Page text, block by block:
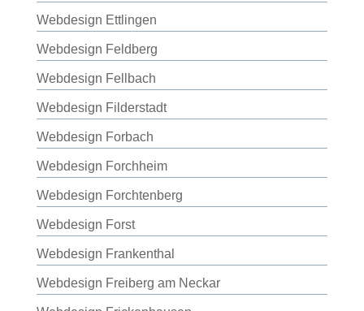
Webdesign Ettlingen
Webdesign Feldberg
Webdesign Fellbach
Webdesign Filderstadt
Webdesign Forbach
Webdesign Forchheim
Webdesign Forchtenberg
Webdesign Forst
Webdesign Frankenthal
Webdesign Freiberg am Neckar